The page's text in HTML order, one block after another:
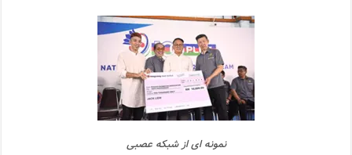
نمونه ای از شبکه عصبی